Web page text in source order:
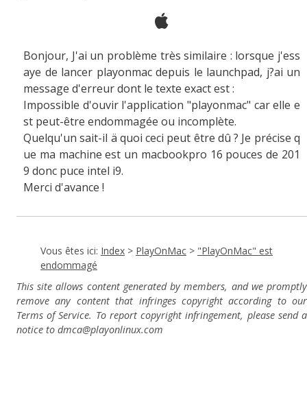
Bonjour, J'ai un problème très similaire : lorsque j'ess
aye de lancer playonmac depuis le launchpad, j?ai un
message d'erreur dont le texte exact est :
Impossible d'ouvir l'application "playonmac" car elle e
st peut-être endommagée ou incomplète.
Quelqu'un sait-il ä quoi ceci peut être dû ? Je précise q
ue ma machine est un macbookpro 16 pouces de 201
9 donc puce intel i9.
Merci d'avance !
Vous êtes ici: Index > PlayOnMac > "PlayOnMac" est
endommagé
This site allows content generated by members, and we promptly
remove any content that infringes copyright according to our
Terms of Service. To report copyright infringement, please send a
notice to dmca@playonlinux.com